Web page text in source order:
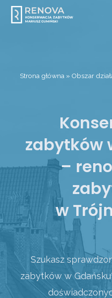
Strona główna » Obszar
zabytków
–
w
Szukasz
zabytków w